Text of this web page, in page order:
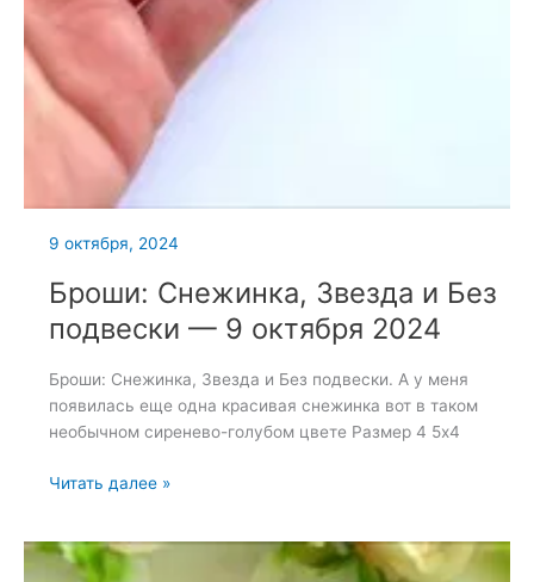
9 октября, 2024
Броши: Снежинка, Звезда и Без
подвески — 9 октября 2024
Броши: Снежинка, Звезда и Без подвески. А у меня
появилась еще одна красивая снежинка вот в таком
необычном сиренево-голубом цвете Размер 4 5х4
Броши:
и
Читать далее »